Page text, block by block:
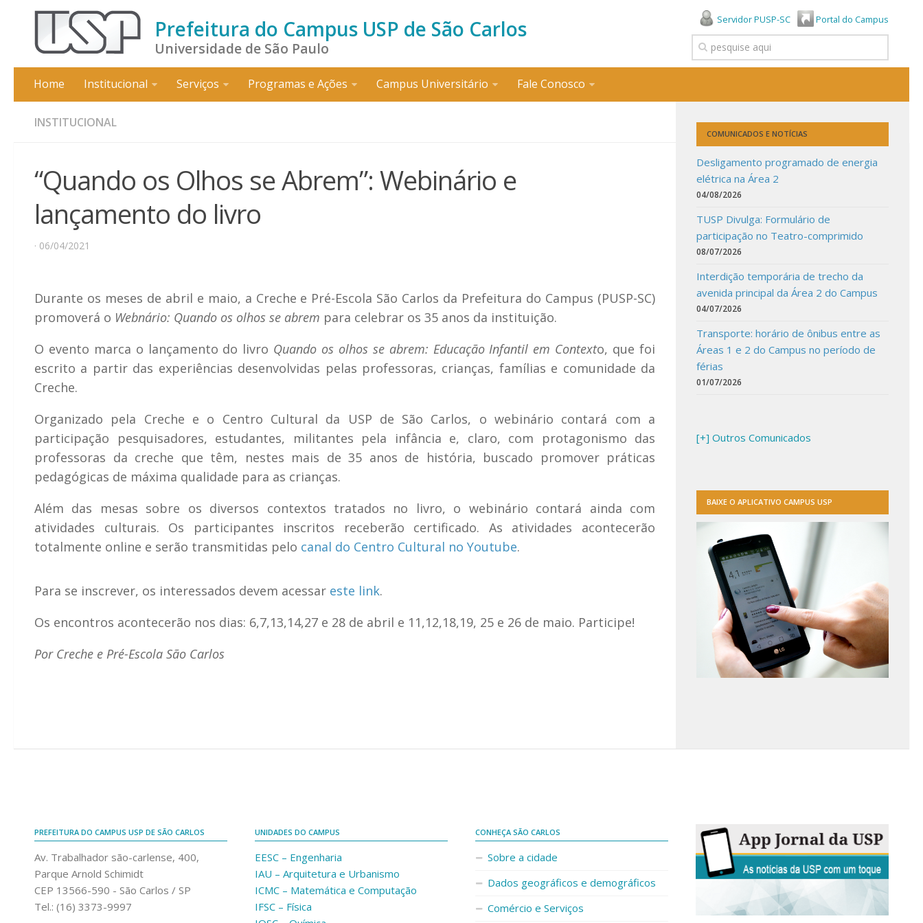
Servidor PUSP-SC Portal do Campus
Prefeitura do Campus USP de São Carlos
Universidade de São Paulo
Home Institucional Serviços Programas e Ações Campus Universitário Fale Conosco
INSTITUCIONAL
“Quando os Olhos se Abrem”: Webinário e
lançamento do livro
· 06/04/2021
Durante os meses de abril e maio, a Creche e Pré-Escola São Carlos da Prefeitura do Campus (PUSP-SC)
promoverá o Webnário: Quando os olhos se abrem para celebrar os 35 anos da instituição.
O evento marca o lançamento do livro Quando os olhos se abrem: Educação Infantil em Contexto, que foi
escrito a partir das experiências desenvolvidas pelas professoras, crianças, famílias e comunidade da
Creche.
Organizado pela Creche e o Centro Cultural da USP de São Carlos, o webinário contará com a
participação pesquisadores, estudantes, militantes pela infância e, claro, com protagonismo das
professoras da creche que têm, nestes mais de 35 anos de história, buscado promover práticas
pedagógicas de máxima qualidade para as crianças.
Além das mesas sobre os diversos contextos tratados no livro, o webinário contará ainda com
atividades culturais. Os participantes inscritos receberão certificado. As atividades acontecerão
totalmente online e serão transmitidas pelo canal do Centro Cultural no Youtube.
Para se inscrever, os interessados devem acessar este link.
Os encontros acontecerão nos dias: 6,7,13,14,27 e 28 de abril e 11,12,18,19, 25 e 26 de maio. Participe!
Por Creche e Pré-Escola São Carlos
COMUNICADOS E NOTÍCIAS
Desligamento programado de energia
elétrica na Área 2
04/08/2026
TUSP Divulga: Formulário de
participação no Teatro-comprimido
08/07/2026
Interdição temporária de trecho da
avenida principal da Área 2 do Campus
04/07/2026
Transporte: horário de ônibus entre as
Áreas 1 e 2 do Campus no período de
férias
01/07/2026
[+] Outros Comunicados
BAIXE O APLICATIVO CAMPUS USP
PREFEITURA DO CAMPUS USP DE SÃO CARLOS
Av. Trabalhador são-carlense, 400,
Parque Arnold Schimidt
CEP 13566-590 - São Carlos / SP
Tel.: (16) 3373-9997
UNIDADES DO CAMPUS
EESC – Engenharia
IAU – Arquitetura e Urbanismo
ICMC – Matemática e Computação
IFSC – Física
CONHEÇA SÃO CARLOS
Sobre a cidade
Dados geográficos e demográficos
Comércio e Serviços